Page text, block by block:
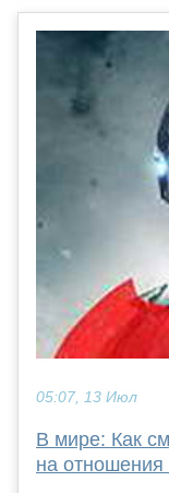
05:07, 13 Июл
В мире: Как
на